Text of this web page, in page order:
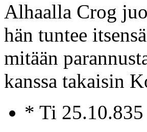
Alhaalla Crog
hän tuntee
mitään
kanssa takaisin
* Ti 25.10.835